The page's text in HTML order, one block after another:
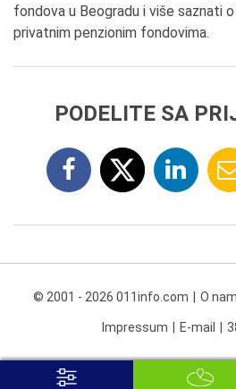
fondova u Beogradu i više saznati
privatnim penzionim fondovima.
PODELITE SA
© 2001 - 2026 011info.com O
Impressum E-mail